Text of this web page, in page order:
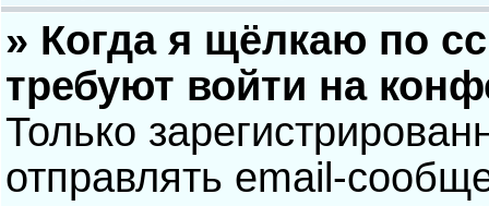
» Когда я щёлкаю по
требуют войти на
Только
отправлять email-